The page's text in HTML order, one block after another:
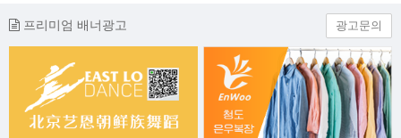
프리미엄 배너광고 광고문의